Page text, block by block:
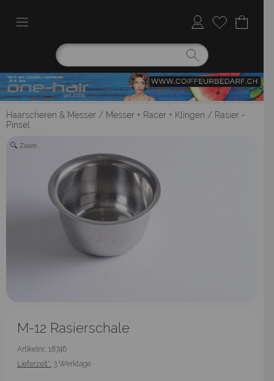
Haarscheren & Messer / Messer + Racer + Klingen / Rasier -
Pinsel
Zoom
M-12 Rasierschale
Artikelnr.: 18746
Lieferzeit*: 3 Werktage